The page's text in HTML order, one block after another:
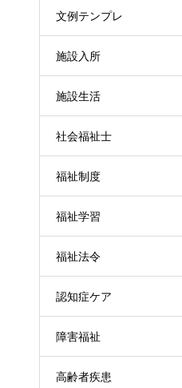
文例テンプレ
施設入所
施設生活
社会福祉士
福祉制度
福祉学習
福祉法令
認知症ケア
障害福祉
高齢者疾患